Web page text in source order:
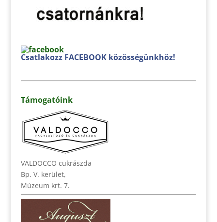
Csatlakozz FACEBOOK közösségünkhöz!
Támogatóink
VALDOCCO cukrászda
Bp. V. kerület,
Múzeum krt. 7.